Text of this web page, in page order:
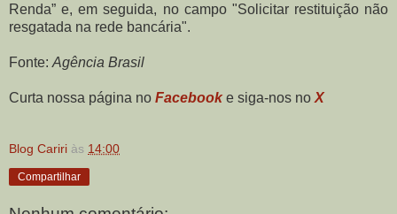
Renda” e, em seguida, no campo "Solicitar restituição não
resgatada na rede bancária".
Fonte: Agência Brasil
Curta nossa página no Facebooke siga-nos no X
Blog Cariri às 14:00
Compartilhar